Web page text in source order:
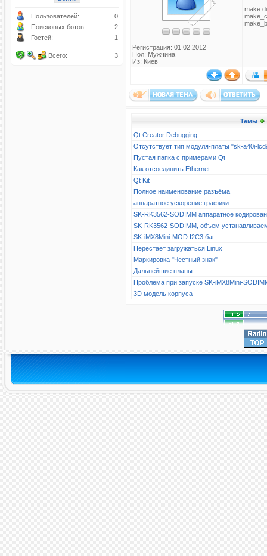
Пользователей:
0
Поисковых ботов:
2
Гостей:
1
Всего: 3
Регистрация: 01.02.2012
Пол: Мужчина
Из: Киев
make
Темы
Qt Creator Debugging
Отсутствует тип модуля-платы "sk-a40i-
Пустая папка с примерами Qt
Как отсоединить Ethernet
Qt Kit
Полное наименование разъёма
аппаратное ускорение графики
SK-RK3562-SODIMM аппаратное
SK-RK3562-SODIMM, объем
SK-iMX8Mini-MOD I2C3 баг
Перестает загружаться Linux
Маркировка "Честный знак"
Дальнейшие планы
Проблема при запуске SK-iMX8Mini-
3D модель корпуса